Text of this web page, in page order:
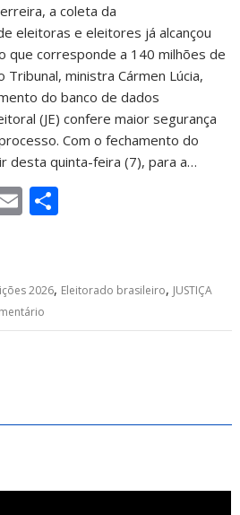
a coleta da
eleitoras e eleitores já alcançou
que corresponde a 140 milhões de
ministra Cármen Lúcia,
do banco de dados
(JE) confere maior segurança
Com o fechamento do
desta quinta-feira (7), para a…
E
l e
2026, Eleitorado brasileiro, JUSTIÇA